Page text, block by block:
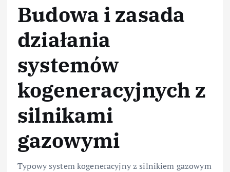
Budowa i zasada
działania
systemów
kogeneracyjnych z
silnikami
gazowymi
Typowy system kogeneracyjny z silnikiem gazowym